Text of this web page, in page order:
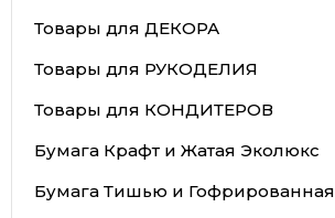
Товары для ДЕКОРА
Товары для РУКОДЕЛИЯ
Товары для КОНДИТЕРОВ
Бумага Крафт и Жатая Эколюкс
Бумага Тишью и Гофрированная